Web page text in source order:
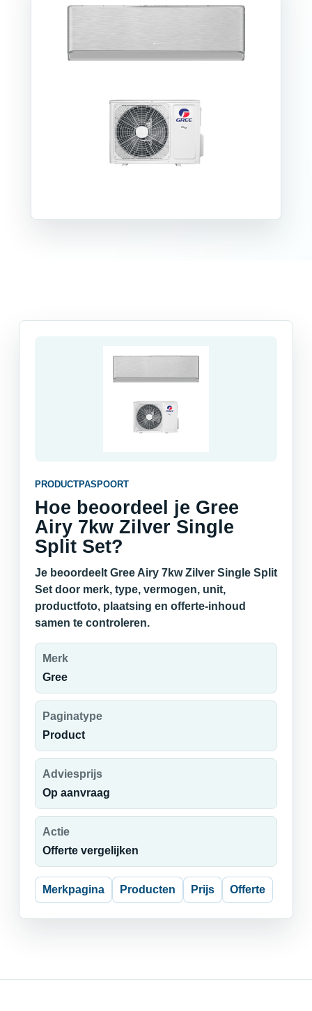
PRODUCTPASPOORT
Hoe beoordeel je Gree
Airy 7kw Zilver Single
Split Set?
Je beoordeelt Gree Airy 7kw Zilver Single Split
Set door merk, type, vermogen, unit,
productfoto, plaatsing en offerte-inhoud
samen te controleren.
Merk
Gree
Paginatype
Product
Adviesprijs
Op aanvraag
Actie
Offerte vergelijken
Merkpagina Producten Prijs Offerte